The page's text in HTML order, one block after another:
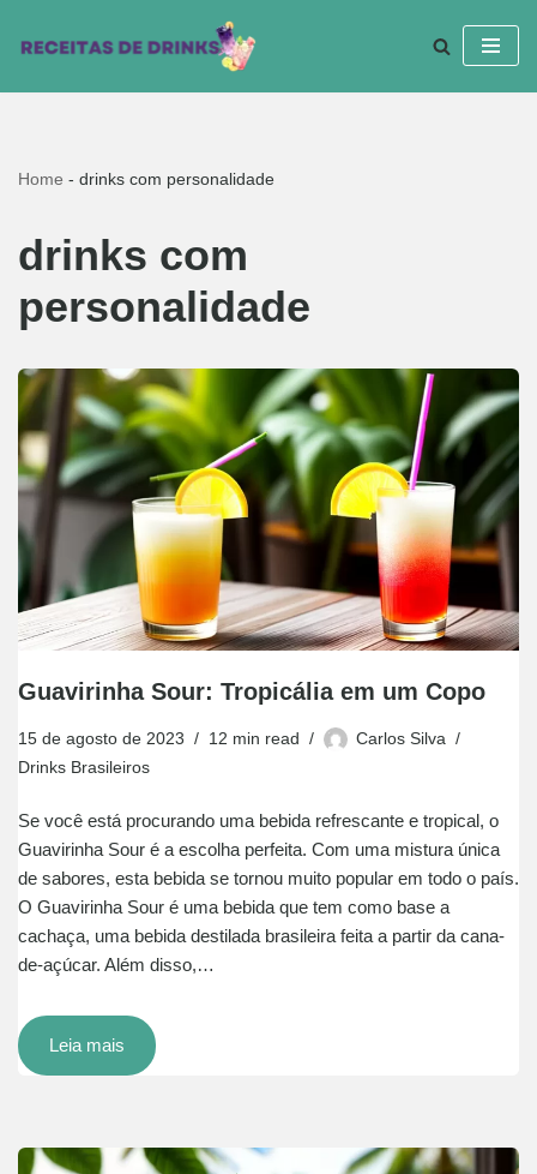
para
Home - drinks com personalidade
drinks com
personalidade
Guavirinha Sour: Tropicália em um Copo
15 de agosto de 2023 12 min read
Carlos Silva
Drinks Brasileiros
Se você está procurando uma bebida refrescante e tropical, o
Guavirinha Sour é a escolha perfeita. Com uma mistura única
de sabores, esta bebida se tornou muito popular em todo o país.
O Guavirinha Sour é uma bebida que tem como base a
cachaça, uma bebida destilada brasileira feita a partir da cana-
de-açúcar. Além disso,…
Leia mais